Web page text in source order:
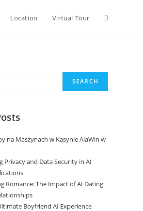
Location Virtual Tour Toggle
search
SEARCH
na Maszynach w Kasynie AlaWin w
Privacy and Data Security in AI
Romance: The Impact of AI Dating
Boyfriend AI Experience